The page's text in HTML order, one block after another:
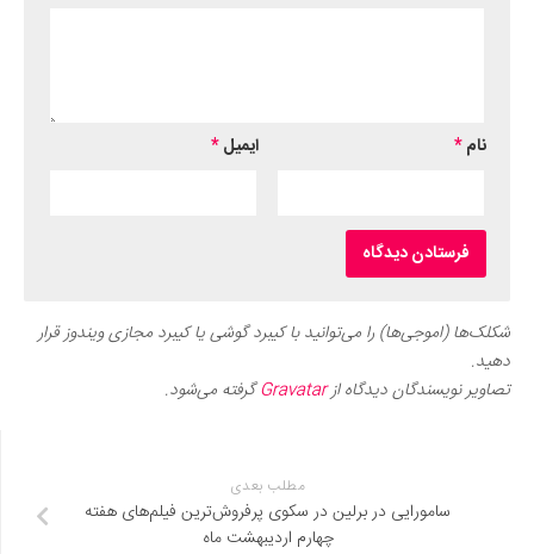
نام* ایمیل*
شکلک‌ها (اموجی‌ها) را می‌توانید با کیبرد گوشی یا کیبرد مجازی ویندوز قرار
دهید.
تصاویر نویسندگان دیدگاه ازGravatarگرفته می‌شود.
مطلب بعدی
سامورایی در برلین در سکوی پرفروش‌ترین فیلم‌های هفته
چهارم اردیبهشت ماه